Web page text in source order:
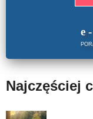
e
Najczęściej